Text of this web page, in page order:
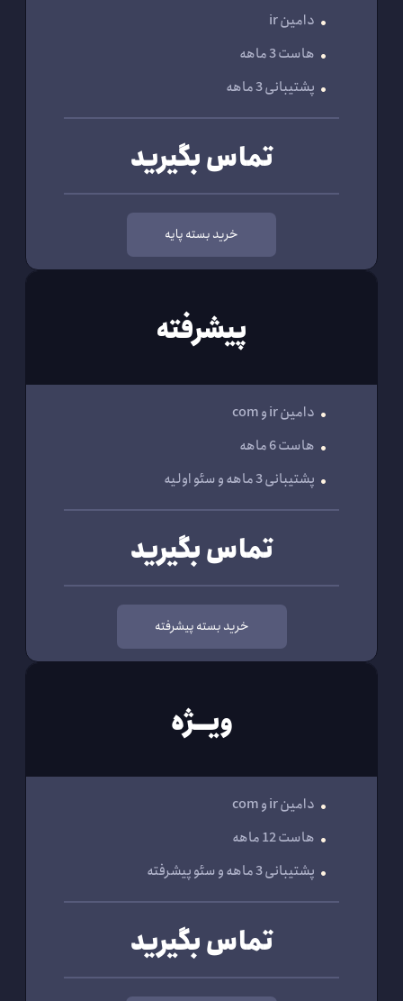
دامین ir
هاست 3 ماهه
پشتیبانی 3 ماهه
تماس بگیرید
خرید بسته پایه
پیشرفته
دامین ir و com
هاست 6 ماهه
پشتیبانی 3 ماهه و سئو اولیه
تماس بگیرید
خرید بسته پیشرفته
ویـــژه
دامین ir و com
هاست 12 ماهه
پشتیبانی 3 ماهه و سئو پیشرفته
تماس بگیرید